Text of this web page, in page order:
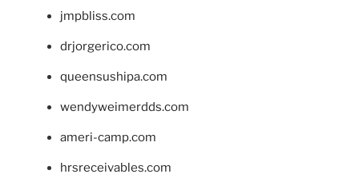
jmpbliss.com
drjorgerico.com
queensushipa.com
wendyweimerdds.com
ameri-camp.com
hrsreceivables.com